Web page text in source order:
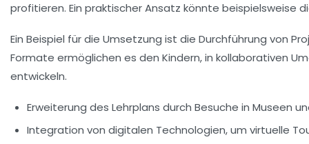
profitieren. Ein praktischer Ansatz könnte beispielsweise
Ein Beispiel für die Umsetzung ist die Durchführung von
Formate ermöglichen es den Kindern, in kollaborativen
entwickeln.
Erweiterung des Lehrplans durch Besuche in Museen
Integration von digitalen Technologien, um virtuelle